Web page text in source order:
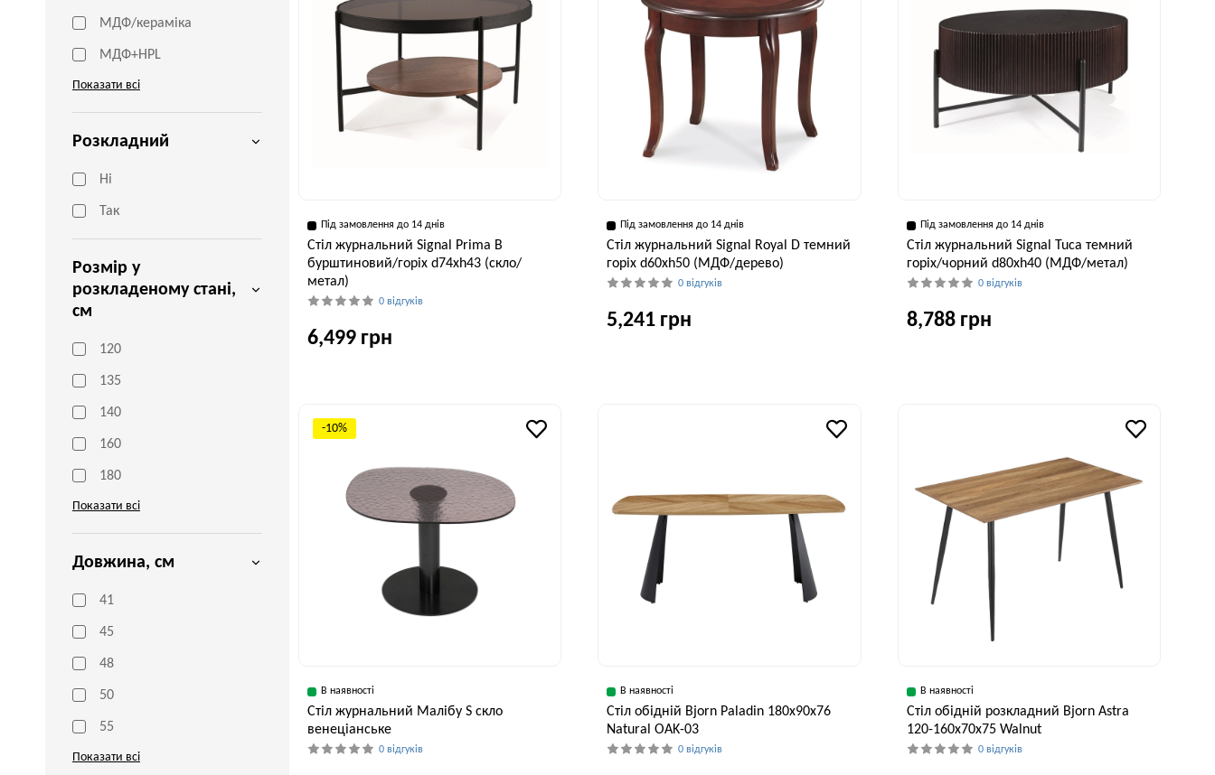
МДФ/кераміка
МДФ+HPL
Показати всі
Розкладний
Ні
Так
Розмір у
розкладеному стані,
см
120
135
140
160
180
Показати всі
Довжина, см
41
45
48
50
55
Показати всі
Під замовлення до 14 днів
Стіл журнальний Signal Prima B
бурштиновий/горіх d74хh43 (скло/
метал)
0 відгуків
6,499 грн
74 см 43 см
Під замовлення до 14 днів
Стіл журнальний Signal Royal D темний
горіх d60хh50 (МДФ/дерево)
0 відгуків
5,241 грн
Під замовлення до 14 днів
Стіл журнальний Signal Tuca темний
горіх/чорний d80хh40 (МДФ/метал)
0 відгуків
8,788 грн
-10%
В наявності
Стіл журнальний Малібу S скло
венеціанське
0 відгуків
В наявності
Стіл обідній Bjorn Paladin 180x90x76
Natural OAK-03
0 відгуків
В наявності
Стіл обідній розкладний Bjorn Astra
120-160x70x75 Walnut
0 відгуків